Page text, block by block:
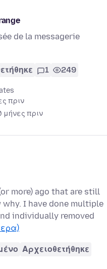
de la messagerie
1 249
πριν
μήνες πριν
more) ago that are still
I have done multiple
individually removed
Αρχειοθετήθηκε